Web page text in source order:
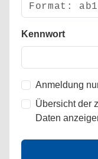
Kennwort
Anmeldung
Übersicht der
Daten